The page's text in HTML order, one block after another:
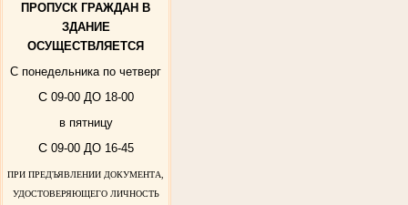
ПРОПУСК ГРАЖДАН В
ЗДАНИЕ
ОСУЩЕСТВЛЯЕТСЯ
С понедельника по четверг
С09-00 ДО 18-00
в пятницу
С09-00 ДО 16-45
ПРИ ПРЕДЪЯВЛЕНИИ ДОКУМЕНТА,
УДОСТОВЕРЯЮЩЕГО ЛИЧНОСТЬ